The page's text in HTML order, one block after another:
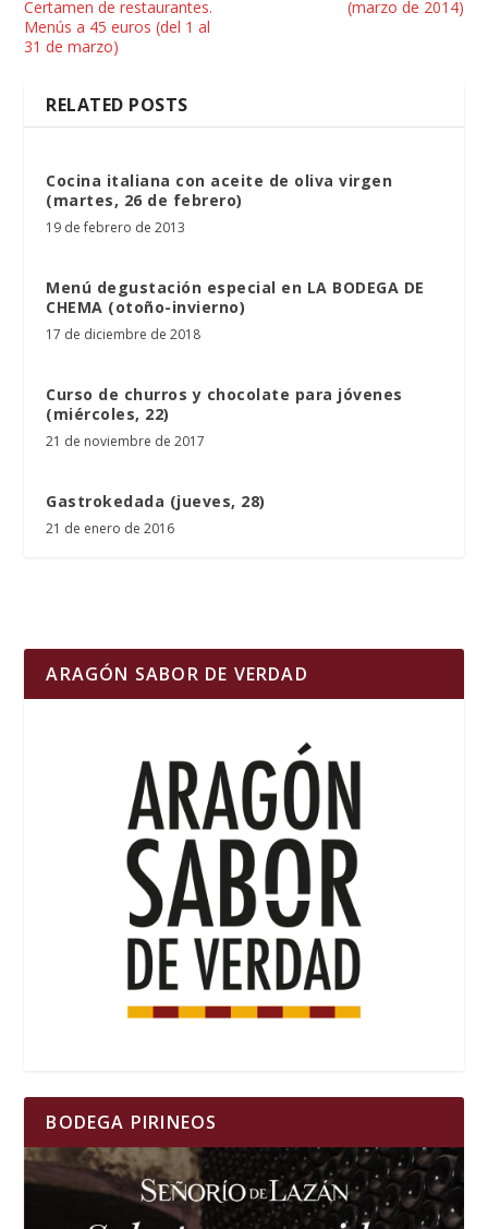
Certamen de restaurantes.
Menús a 45 euros (del 1 al
31 de marzo)
(marzo de 2014)
RELATED POSTS
Cocina italiana con aceite de oliva virgen
(martes, 26 de febrero)
19 de febrero de 2013
Menú degustación especial en LA BODEGA DE
CHEMA (otoño-invierno)
17 de diciembre de 2018
Curso de churros y chocolate para jóvenes
(miércoles, 22)
21 de noviembre de 2017
Gastrokedada (jueves, 28)
21 de enero de 2016
ARAGÓN SABOR DE VERDAD
BODEGA PIRINEOS